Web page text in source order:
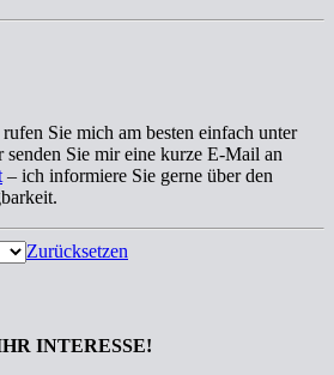
Sie mich am besten einfach unter
Sie mir eine kurze E-Mail an
– ich informiere Sie gerne über den
Zurücksetzen
INTERESSE!